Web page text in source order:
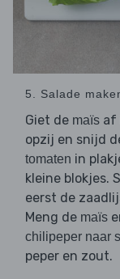
5. Salade
Giet de maïs af
opzij en snijd
tomaten in
kleine blokjes.
eerst de
Meng de maïs
chilipeper naar
peper en zout.